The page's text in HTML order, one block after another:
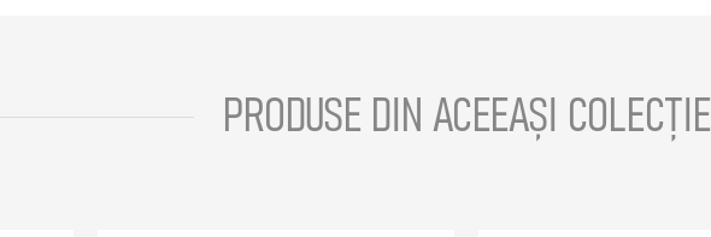
PRODUSE DIN ACEEAȘI COLECȚIE